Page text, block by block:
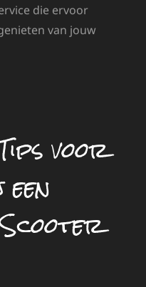
die ervoor
van jouw
voor
Scooter